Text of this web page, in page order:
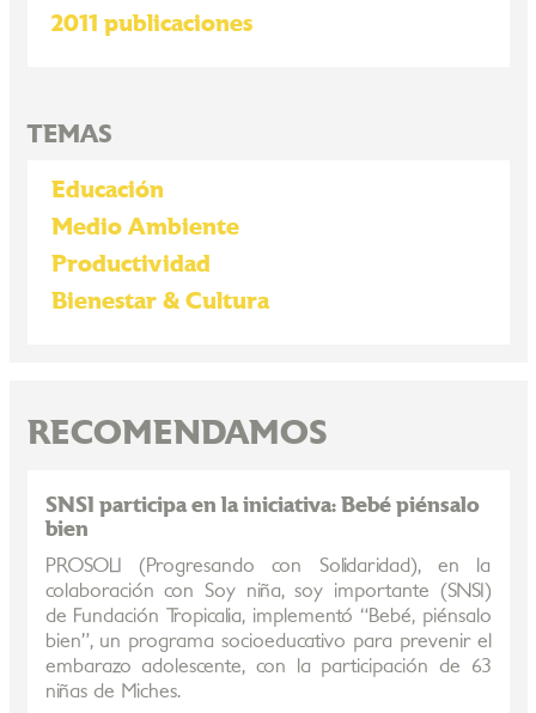
2011 publicaciones
TEMAS
Educación
Medio Ambiente
Productividad
Bienestar & Cultura
RECOMENDAMOS
SNSI participa en la iniciativa: Bebé piénsalo
bien
PROSOLI (Progresando con Solidaridad), en la
colaboración con Soy niña, soy importante (SNSI)
de Fundación Tropicalia, implementó “Bebé, piénsalo
bien”, un programa socioeducativo para prevenir el
embarazo adolescente, con la participación de 63
niñas de Miches.